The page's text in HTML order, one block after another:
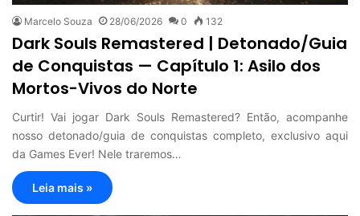
Marcelo Souza 28/06/2026 0 132
Dark Souls Remastered | Detonado/Guia
de Conquistas — Capítulo 1: Asilo dos
Mortos-Vivos do Norte
Curtir! Vai jogar Dark Souls Remastered? Então, acompanhe
nosso detonado/guia de conquistas completo, exclusivo aqui
da Games Ever! Nele traremos…
Leia mais »